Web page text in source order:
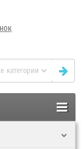
категории